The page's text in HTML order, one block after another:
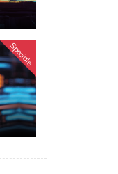
Speciale